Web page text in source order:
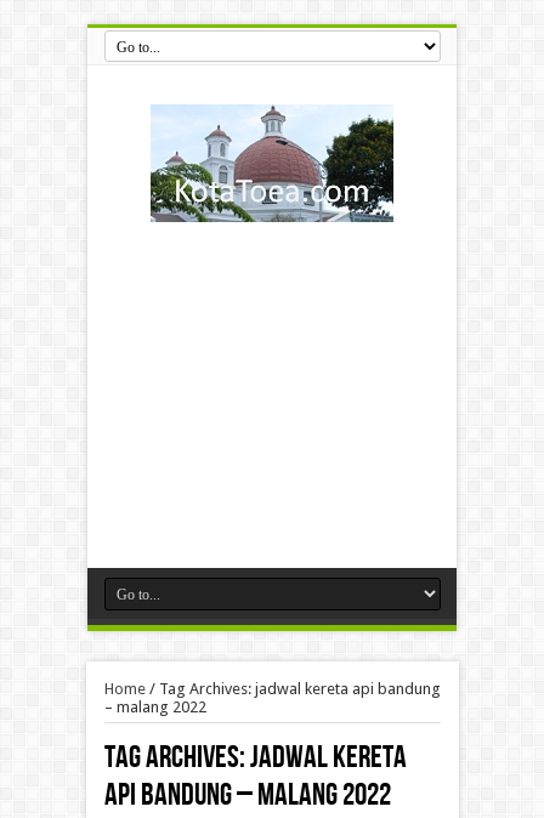
Home/ Tag Archives: jadwal kereta api bandung
– malang 2022
Tag Archives:jadwal kereta
api bandung – malang 2022